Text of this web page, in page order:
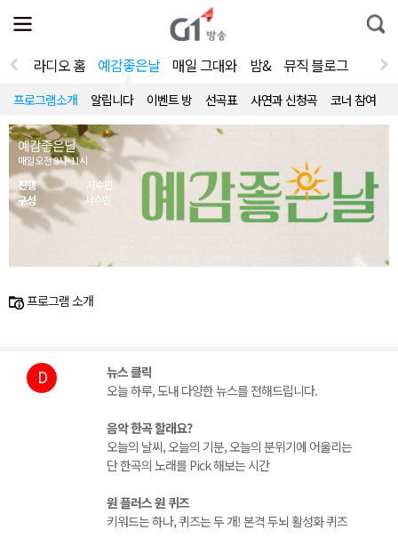
전
체
뉴
열
통
합
라디오 홈 예감좋은날 매일 그대와 밤& 뮤직 블로그
프로그램소개 알립니다 이벤트 방 선곡표 사연과 신청곡 코너 참여
예감좋은날
매일 오전 9시~11시
진행
서수민
구성
서수민
프로그램 소개
D
뉴스 클릭
오늘 하루, 도내 다양한 뉴스를 전해드립니다.
음악 한곡 할래요?
오늘의 날씨, 오늘의 기분, 오늘의 분위기에 어울리는
단 한곡의 노래를 Pick 해보는 시간
원 플러스 원 퀴즈
키워드는 하나, 퀴즈는 두 개! 본격 두뇌 활성화 퀴즈